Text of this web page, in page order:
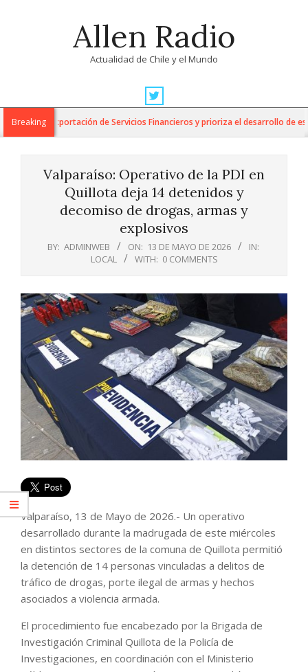
Allen Radio
Actualidad de Chile y el Mundo
Navigation
MenuBreaking
para la Exportación de Servicios Financieros y prioriza el desarrollo de esta
Valparaíso: Operativo de la PDI en
Quillota deja 14 detenidos y
decomiso de drogas, armas y
explosivos
BY: ADMINWEB ON: 13 DE MAYO DE 2026
IN:
LOCAL
WITH: 0 COMMENTS
Valparaíso, 13 de Mayo de 2026.- Un operativo
desarrollado durante la madrugada de este miércoles
en distintos sectores de la comuna de Quillota permitió
la detención de 14 personas vinculadas a delitos de
tráfico de drogas, porte ilegal de armas y hechos
asociados a violencia armada.
El procedimiento fue encabezado por la Brigada de
Investigación Criminal Quillota de la Policía de
Investigaciones, en coordinación con el Ministerio